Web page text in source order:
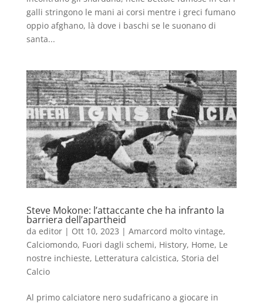
galli stringono le mani ai corsi mentre i greci fumano
oppio afghano, là dove i baschi se le suonano di
santa...
Steve Mokone: l’attaccante che ha infranto la
barriera dell’apartheid
da editor| Ott 10, 2023 | Amarcord molto vintage,
Calciomondo, Fuori dagli schemi, History, Home, Le
nostre inchieste, Letteratura calcistica, Storia del
Calcio
Al primo calciatore nero sudafricano a giocare in